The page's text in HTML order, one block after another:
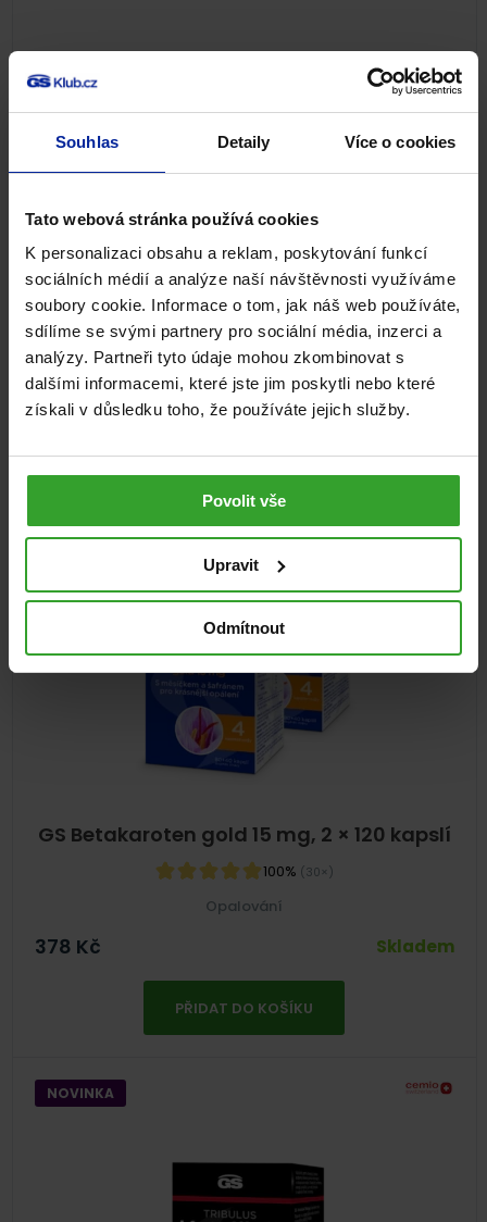
Souhlas Detaily Více o cookies
Tato webová stránka používá cookies
K personalizaci obsahu a reklam, poskytování funkcí
sociálních médií a analýze naší návštěvnosti využíváme
soubory cookie. Informace o tom, jak náš web používáte,
sdílíme se svými partnery pro sociální média, inzerci a
analýzy. Partneři tyto údaje mohou zkombinovat s
dalšími informacemi, které jste jim poskytli nebo které
získali v důsledku toho, že používáte jejich služby.
Povolit vše
Upravit
Odmítnout
GS Betakaroten gold 15 mg, 80+40 kapslí
100%(30×)
Opalování
210Kč Skladem
PŘIDAT DO KOŠÍKU
GS Betakaroten gold 15 mg, 2 × 120 kapslí
100% (30×)
NA 8 MĚSÍCŮ
Opalování
378 Kč Skladem
PŘIDAT DO KOŠÍKU
NOVINKA